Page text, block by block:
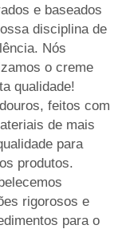
e baseados
disciplina de
Nós
o creme
qualidade!
feitos com
de mais
para
produtos.
rigorosos e
para o